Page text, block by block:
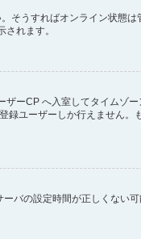
そうすればオンライン状態
れます。
ーCP へ入室してタイムゾー
ユーザーしか行えません。
バの設定時間が正しくない